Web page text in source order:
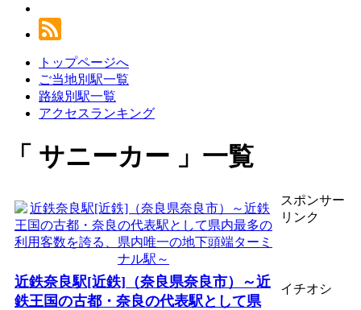
トップページへ
ご当地別駅一覧
路線別駅一覧
アクセスランキング
サニーカー 一覧
近鉄奈良駅[近鉄]（奈良県奈良市）～近
鉄王国の古都・奈良の代表駅として県
スポンサー
リンク
イチオシ